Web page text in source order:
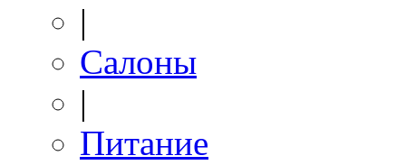
|
Салоны
|
Питание